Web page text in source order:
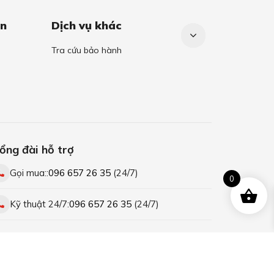
Dịch vụ khác
Tra cứu bảo hành
đài hỗ trợ
Gọi mua::096 657 26 35 (24/7)
Kỹ thuật 24/7:096 657 26 35 (24/7)
0